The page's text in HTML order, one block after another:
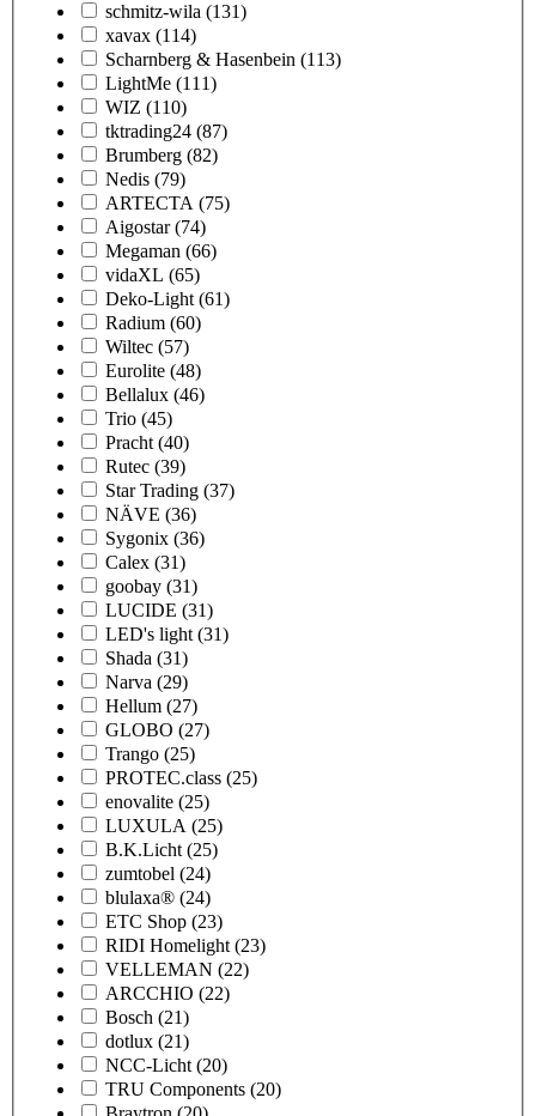
schmitz-wila (131)
xavax (114)
Scharnberg & Hasenbein (113)
LightMe (111)
WIZ (110)
tktrading24 (87)
Brumberg (82)
Nedis (79)
ARTECTA (75)
Aigostar (74)
Megaman (66)
vidaXL (65)
Deko-Light (61)
Radium (60)
Wiltec (57)
Eurolite (48)
Bellalux (46)
Trio (45)
Pracht (40)
Rutec (39)
Star Trading (37)
NÄVE (36)
Sygonix (36)
Calex (31)
goobay (31)
LUCIDE (31)
LED's light (31)
Shada (31)
Narva (29)
Hellum (27)
GLOBO (27)
Trango (25)
PROTEC.class (25)
enovalite (25)
LUXULA (25)
B.K.Licht (25)
zumtobel (24)
blulaxa® (24)
ETC Shop (23)
RIDI Homelight (23)
VELLEMAN (22)
ARCCHIO (22)
Bosch (21)
dotlux (21)
NCC-Licht (20)
TRU Components (20)